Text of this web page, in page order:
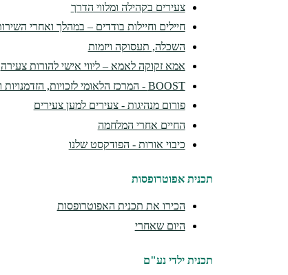
צעירים בקהילה ומלווי הדרך
חיילים וחיילות בודדים – במהלך ואחרי
השכלה, תעסוקה ויזמות
אמא זקוקה לאמא – ליווי אישי להורות צעירה
BOOST - המרכז הלאומי לזכויות, הזדמנויות ועצמאות
פורום מנהיגות - צעירים למען צעירים
החיים אחרי המלחמה
כיבוי אורות - הפודקסט שלנו
תכנית אפוטרופסות
הכירו את תכנית האפוטרופסות
היום שאחרי
תכנית ילדי נע"ם